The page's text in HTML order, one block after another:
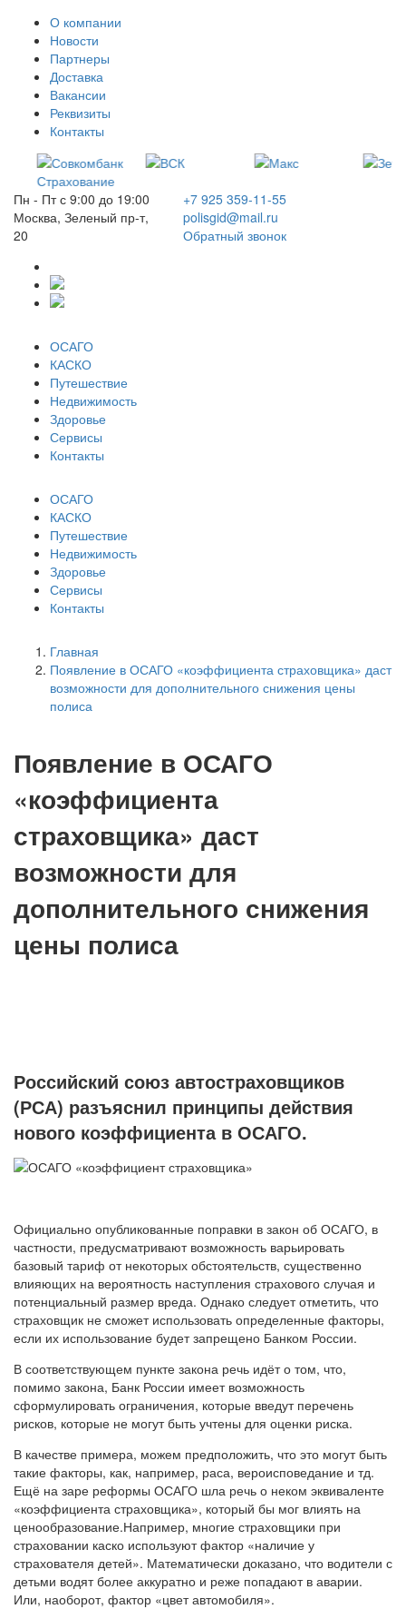
О компании
Новости
Партнеры
Доставка
Вакансии
Реквизиты
Контакты
Пн - Пт с 9:00 до 19:00
Москва, Зеленый пр-т,
20
+7 925 359-11-55
polisgid@mail.ru
Обратный звонок
ОСАГО
КАСКО
Путешествие
Недвижимость
Здоровье
Сервисы
Контакты
ОСАГО
КАСКО
Путешествие
Недвижимость
Здоровье
Сервисы
Контакты
Главная
Появление в ОСАГО «коэффициента страховщика» даст
возможности для дополнительного снижения цены
полиса
Появление в ОСАГО
«коэффициента
страховщика» даст
возможности для
дополнительного снижения
цены полиса
Российский союз автостраховщиков
(РСА) разъяснил принципы действия
нового коэффициента в ОСАГО.
Официально опубликованные поправки в закон об ОСАГО, в
частности, предусматривают возможность варьировать
базовый тариф от некоторых обстоятельств, существенно
влияющих на вероятность наступления страхового случая и
потенциальный размер вреда. Однако следует отметить, что
страховщик не сможет использовать определенные факторы,
если их использование будет запрещено Банком России.
В соответствующем пункте закона речь идёт о том, что,
помимо закона, Банк России имеет возможность
сформулировать ограничения, которые введут перечень
рисков, которые не могут быть учтены для оценки риска.
В качестве примера, можем предположить, что это могут быть
такие факторы, как, например, раса, вероисповедание и тд.
Ещё на заре реформы ОСАГО шла речь о неком эквиваленте
«коэффициента страховщика», который бы мог влиять на
ценообразование.Например, многие страховщики при
страховании каско используют фактор «наличие у
страхователя детей». Математически доказано, что водители с
детьми водят более аккуратно и реже попадают в аварии.
Или, наоборот, фактор «цвет автомобиля».